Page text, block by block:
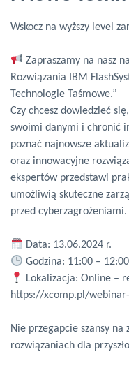
Wskocz na wyższy level
Zapraszamy na nasz
Rozwiązania IBM
Technologie Taśmowe.”
Czy chcesz dowiedzieć
swoimi danymi i chronić
poznać najnowsze
oraz innowacyjne
ekspertów przedstawi
umożliwią skuteczne
przed cyberzagrożeniami.
Data: 13.06.2024 r.
Godzina: 11:00 – 12:00
Lokalizacja: Online –
https://xcomp.pl/
Nie przegapcie szansy na
rozwiązaniach dla